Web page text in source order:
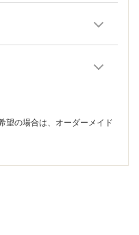
望の場合は、 オーダーメイド